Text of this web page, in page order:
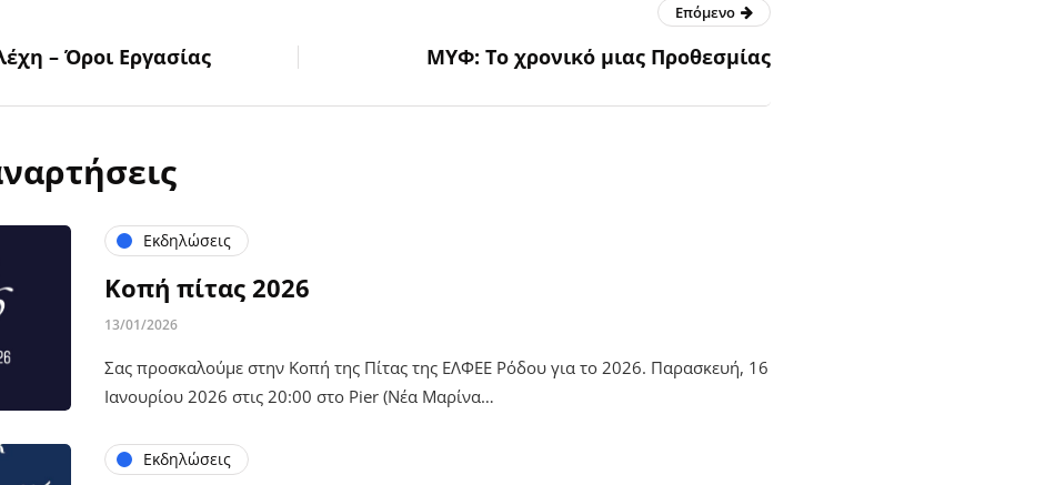
– Όροι Εργασίας
Επόμενο
ΜΥΦ: Το χρονικό μιας Προθεσμίας
Εκδηλώσεις
Κοπή πίτας 2026
13/01/2026
Σας προσκαλούμε στην Κοπή της Πίτας της ΕΛΦΕΕ Ρόδου για το 2026. Παρασκευή, 16
Ιανουρίου 2026 στις 20:00 στο Pier (Νέα Μαρίνα…
Εκδηλώσεις